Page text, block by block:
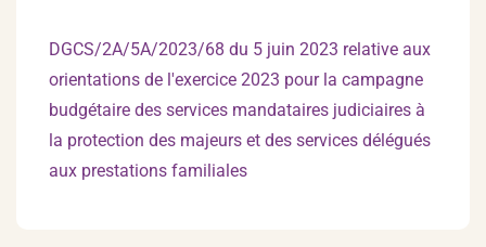
DGCS/2A/5A/2023/68 du 5 juin 2023 relative aux
orientations de l'exercice 2023 pour la campagne
budgétaire des services mandataires judiciaires à
la protection des majeurs et des services délégués
aux prestations familiales